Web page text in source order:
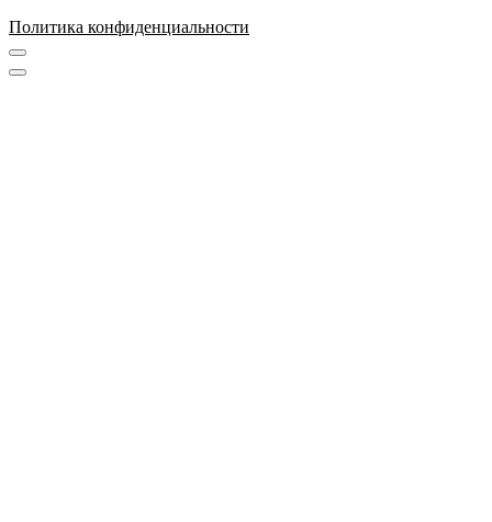
Политика конфиденциальности